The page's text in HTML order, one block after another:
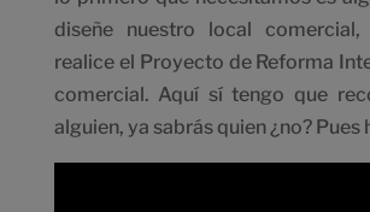
diseñe nuestro local comercial,
realice el Proyecto de Reforma
comercial. Aquí sí tengo que
alguien, ya sabrás quien ¿no? Pues